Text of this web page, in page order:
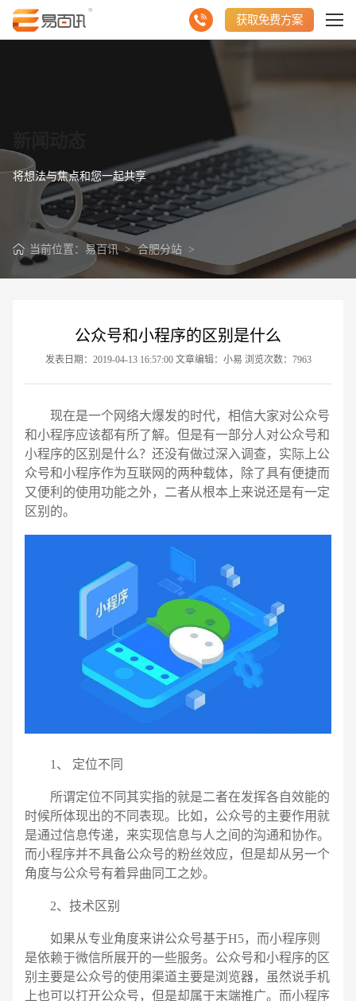
获取免费方案
将想法与焦点和您一起共享
当前位置： 易百讯>合肥分站>
公众号和小程序的区别是什么
发表日期：2019-04-13 16:57:00 文章编辑：小易 浏览次数：7963
现在是一个网络大爆发的时代，相信大家对公众号
和小程序应该都有所了解。但是有一部分人对公众号和
小程序的区别是什么？还没有做过深入调查，实际上公
众号和小程序作为互联网的两种载体，除了具有便捷而
又便利的使用功能之外，二者从根本上来说还是有一定
区别的。
1、 定位不同
所谓定位不同其实指的就是二者在发挥各自效能的
时候所体现出的不同表现。比如，公众号的主要作用就
是通过信息传递，来实现信息与人之间的沟通和协作。
而小程序并不具备公众号的粉丝效应，但是却从另一个
角度与公众号有着异曲同工之妙。
2、技术区别
如果从专业角度来讲公众号基于H5，而小程序则
是依赖于微信所展开的一些服务。公众号和小程序的区
别主要是公众号的使用渠道主要是浏览器，虽然说手机
上也可以打开公众号，但是却属于末端推广。而小程序
请输入您的公司名称
电话 微信号